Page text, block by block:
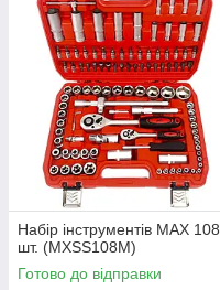
Набір інструментів MAX 108
шт. (MXSS108M)
Готово до відправки